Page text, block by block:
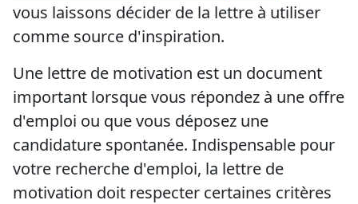
vous laissons décider de la lettre à utiliser
comme source d'inspiration.
Une lettre de motivation est un document
important lorsque vous répondez à une offre
d'emploi ou que vous déposez une
candidature spontanée. Indispensable pour
votre recherche d'emploi, la lettre de
motivation doit respecter certaines critères